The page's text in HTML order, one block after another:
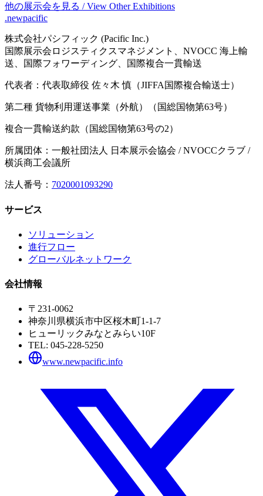
他の展示会を見る / View Other Exhibitions
.newpacific
株式会社パシフィック (Pacific Inc.)
国際展示会ロジスティクスマネジメント、NVOCC 海上輸
送、国際フォワーディング、国際複合一貫輸送
代表者：代表取締役 佐々木 慎（JIFFA国際複合輸送士）
第二種 貨物利用運送事業（外航）（国総国物第63号）
複合一貫輸送約款（国総国物第63号の2）
所属団体：一般社団法人 日本展示会協会 / NVOCCクラブ /
横浜商工会議所
法人番号： 7020001093290
サービス
ソリューション
進行フロー
グローバルネットワーク
会社情報
〒231-0062
神奈川県横浜市中区桜木町1-1-7
ヒューリックみなとみらい10F
TEL: 045-228-5250
www.newpacific.info